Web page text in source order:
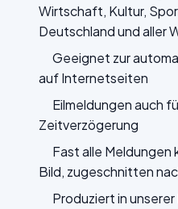
Wirtschaft, Kultur,
Deutschland und aller
Geeignet zur
auf Internetseiten
Eilmeldungen auch
Zeitverzögerung
Fast alle Meldungen
Bild, zugeschnitten
Produziert in